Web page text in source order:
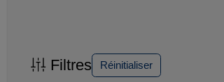
Filtres Réinitialiser